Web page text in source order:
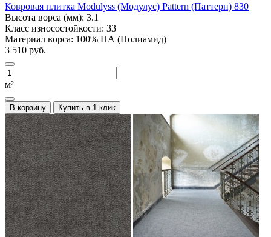
Ковровая плитка Modulyss (Модулус) Pattern (Паттерн) 830
Высота ворса (мм): 3.1
Класс износостойкости: 33
Материал ворса: 100% ПА (Полиамид)
3 510 руб.
м²
В корзину Купить в 1 клик